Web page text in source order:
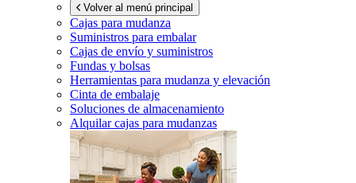
Volver al menú principal
Cajas para mudanza
Suministros para embalar
Cajas de envío y suministros
Fundas y bolsas
Herramientas para mudanza y elevación
Cinta de embalaje
Soluciones de almacenamiento
Alquilar cajas para mudanzas